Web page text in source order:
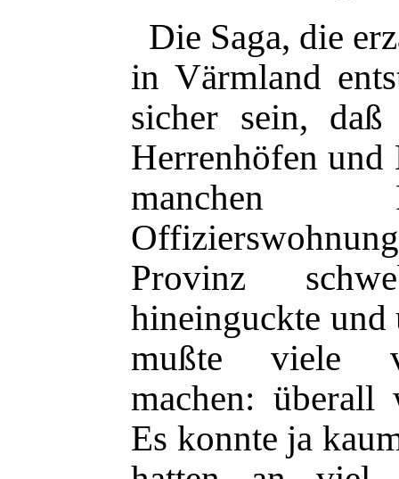
Die Saga, die
in Värmland
sicher sein,
Herrenhöfen und
manchen
Provinz
hineinguckte und
mußteviele
machen: überall
Es konnte ja